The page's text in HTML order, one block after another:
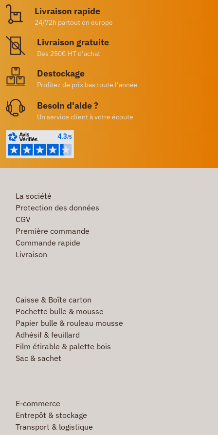
Livraison rapide
24/72h partout en europe
Livraison gratuite
Dès 250€ HT d’achat
Destockage
Profitez de prix bas toute l’année
Besoin d'aide ?
Un service client à votre écoute
La société
Protection des données
CGV
Première commande
Commande rapide
Livraison
Caisse & Boîte carton
Pochette bulle & mousse
Papier bulle & rouleau mousse
Adhésif & feuillard
Film étirable & palette bois
Sac & sachet
E-commerce
Entrepôt & stockage
Transport & logistique